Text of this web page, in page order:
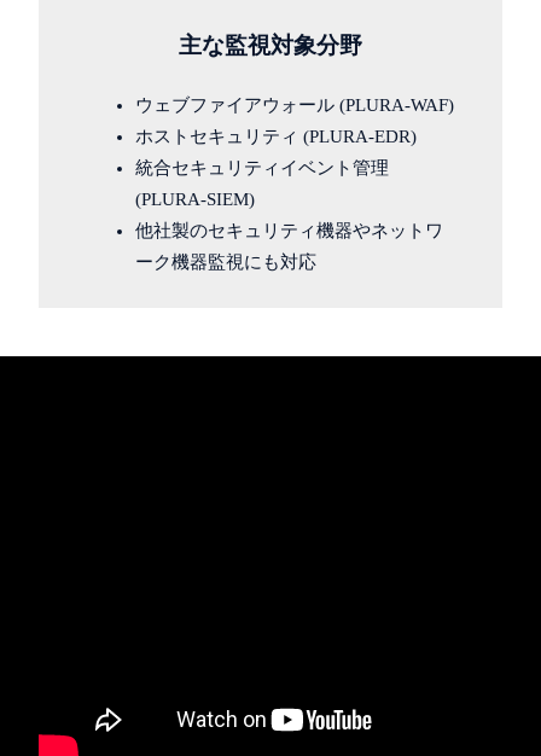
主な監視対象分野
ウェブファイアウォール (PLURA-WAF)
ホストセキュリティ (PLURA-EDR)
統合セキュリティイベント管理
(PLURA-SIEM)
他社製のセキュリティ機器やネットワ
ーク機器監視にも対応